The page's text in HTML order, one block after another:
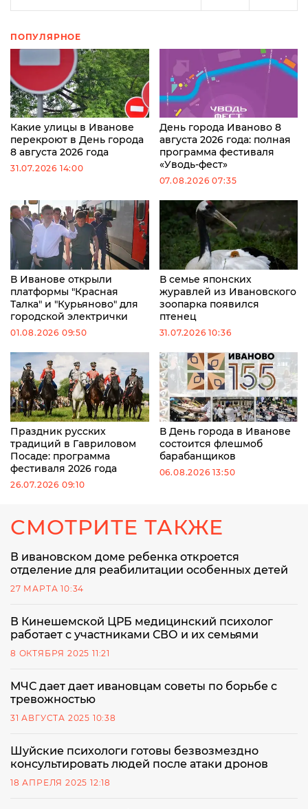
ПОПУЛЯРНОЕ
Какие улицы в Иванове
перекроют в День города
8 августа 2026 года
31.07.2026 14:00
День города Иваново 8
августа 2026 года: полная
программа фестиваля
«Уводь-фест»
07.08.2026 07:35
В Иванове открыли
платформы "Красная
Талка" и "Курьяново" для
городской электрички
01.08.2026 09:50
В семье японских
журавлей из Ивановского
зоопарка появился
птенец
31.07.2026 10:36
Праздник русских
традиций в Гавриловом
Посаде: программа
фестиваля 2026 года
26.07.2026 09:10
В День города в Иванове
состоится флешмоб
барабанщиков
06.08.2026 13:50
СМОТРИТЕ ТАКЖЕ
В ивановском доме ребенка откроется
отделение для реабилитации особенных детей
27 МАРТА 10:34
В Кинешемской ЦРБ медицинский психолог
работает с участниками СВО и их семьями
8 ОКТЯБРЯ 2025 11:21
МЧС дает дает ивановцам советы по борьбе с
тревожностью
31 АВГУСТА 2025 10:38
Шуйские психологи готовы безвозмездно
консультировать людей после атаки дронов
18 АПРЕЛЯ 2025 12:18